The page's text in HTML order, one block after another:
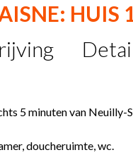
HUIS
5 minuten van Neuilly-
doucheruimte, wc.